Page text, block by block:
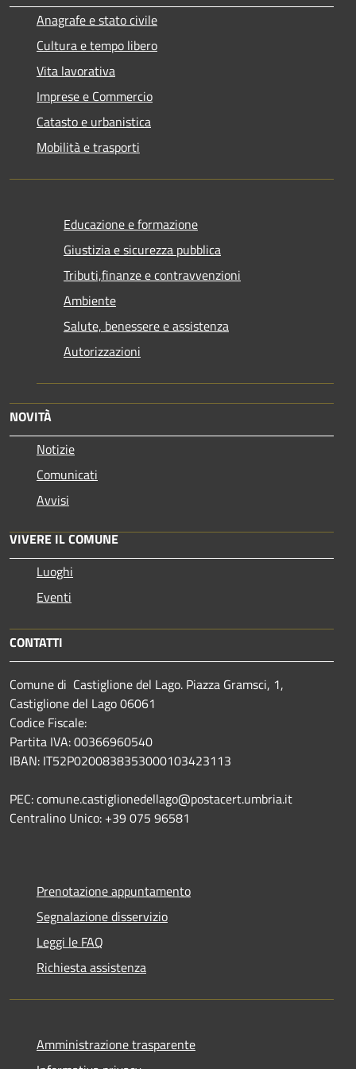
Anagrafe e stato civile
Cultura e tempo libero
Vita lavorativa
Imprese e Commercio
Catasto e urbanistica
Mobilità e trasporti
Educazione e formazione
Giustizia e sicurezza pubblica
Tributi,finanze e contravvenzioni
Ambiente
Salute, benessere e assistenza
Autorizzazioni
NOVITÀ
Notizie
Comunicati
Avvisi
VIVERE IL COMUNE
Luoghi
Eventi
CONTATTI
Comune di Castiglione del Lago. Piazza Gramsci, 1,
Castiglione del Lago 06061
Codice Fiscale:
Partita IVA: 00366960540
IBAN: IT52P0200838353000103423113
PEC: comune.castiglionedellago@postacert.umbria.it
Centralino Unico: +39 075 96581
Prenotazione appuntamento
Segnalazione disservizio
Leggi le FAQ
Richiesta assistenza
Amministrazione trasparente